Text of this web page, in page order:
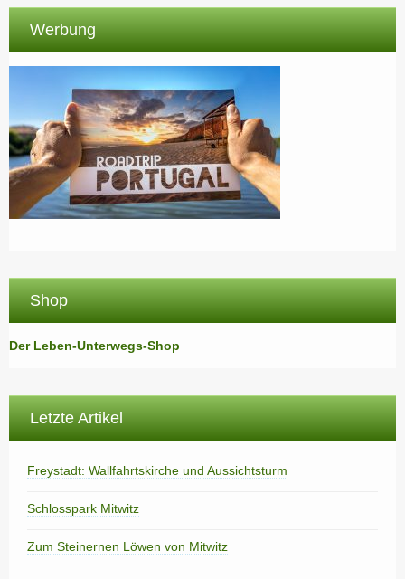
Werbung
Shop
Der Leben-Unterwegs-Shop
Letzte Artikel
Freystadt: Wallfahrtskirche und Aussichtsturm
Schlosspark Mitwitz
Zum Steinernen Löwen von Mitwitz